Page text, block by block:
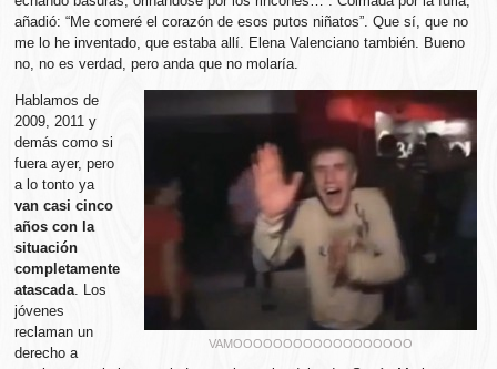
añadió: “Me comeré el corazón de esos putos niñatos”. Que sí, que no
me lo he inventado, que estaba allí. Elena Valenciano también. Bueno
no, no es verdad, pero anda que no molaría.
VAMOOOOOOOOOOOOOOOOOO
Hablamos de
2009, 2011 y
demás como si
fuera ayer, pero
a lo tonto ya
van casi cinco
años con la
situación
completamente
atascada. Los
jóvenes
reclaman un
derecho a